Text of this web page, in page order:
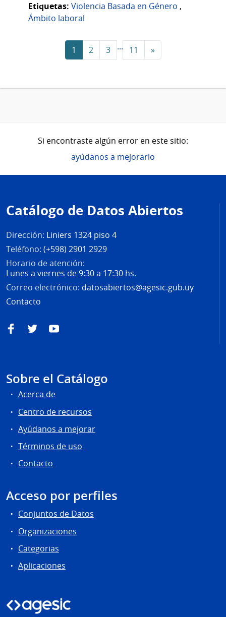
Etiquetas: Violencia Basada en Género ,
Ámbito laboral
1 2 3 ... 11 »
Si encontraste algún error en este sitio:
ayúdanos a mejorarlo
de
página
Catálogo de Datos Abiertos
Dirección: Liniers 1324 piso 4
Teléfono: (+598) 2901 2929
Horario de atención:
Lunes a viernes de 9:30 a 17:30 hs.
Correo electrónico: datosabiertos@agesic.gub.uy
Contacto
FacebookTwitterYouTube
Sobre el Catálogo
Acerca de
Centro de recursos
Ayúdanos a mejorar
Términos de uso
Contacto
Acceso por perfiles
Conjuntos de Datos
Organizaciones
Categorias
Aplicaciones